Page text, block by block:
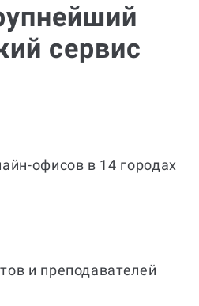
сервис
офисов в 14 городах
и преподавателей